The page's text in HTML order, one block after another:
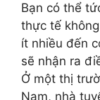
Bạn có thể
thực tế
ít nhiều đến
sẽ nhận ra
Ở một thị
Nam, nhà